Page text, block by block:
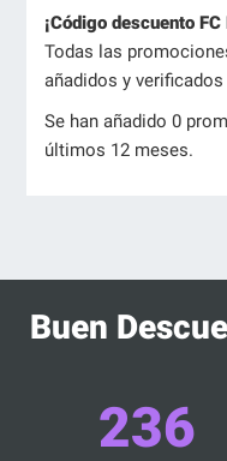
¡Código descuento
Todas las
añadidos y
Se han añadido 0
últimos 12 meses.
Buen
236